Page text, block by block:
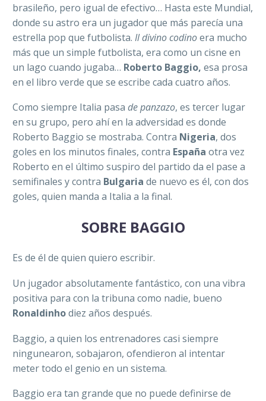
brasileño, pero igual de efectivo… Hasta este Mundial,
donde su astro era un jugador que más parecía una
estrella pop que futbolista. Il divino codinoera mucho
más que un simple futbolista, era como un cisne en
un lago cuando jugaba… Roberto Baggio, esa prosa
en el libro verde que se escribe cada cuatro años.
Como siempre Italia pasa de panzazo, es tercer lugar
en su grupo, pero ahí en la adversidad es donde
Roberto Baggio se mostraba. Contra Nigeria, dos
goles en los minutos finales, contra España otra vez
Roberto en el último suspiro del partido da el pase a
semifinales y contra Bulgaria de nuevo es él, con dos
goles, quien manda a Italia a la final.
SOBRE BAGGIO
Es de él de quien quiero escribir.
Un jugador absolutamente fantástico, con una vibra
positiva para con la tribuna como nadie, bueno
Ronaldinhodiez años después.
Baggio, a quien los entrenadores casi siempre
ningunearon, sobajaron, ofendieron al intentar
meter todo el genio en un sistema.
Baggio era tan grande que no puede definirse de